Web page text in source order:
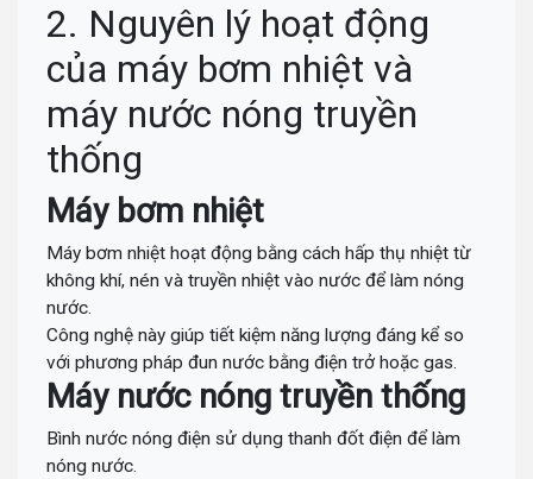
2. Nguyên lý hoạt động
của máy bơm nhiệt và
máy nước nóng truyền
thống
Máy bơm nhiệt
Máy bơm nhiệt hoạt động bằng cách hấp thụ nhiệt từ
không khí, nén và truyền nhiệt vào nước để làm nóng
nước.
Công nghệ này giúp tiết kiệm năng lượng đáng kể so
với phương pháp đun nước bằng điện trở hoặc gas.
Máy nước nóng truyền thống
Bình nước nóng điện sử dụng thanh đốt điện để làm
nóng nước.